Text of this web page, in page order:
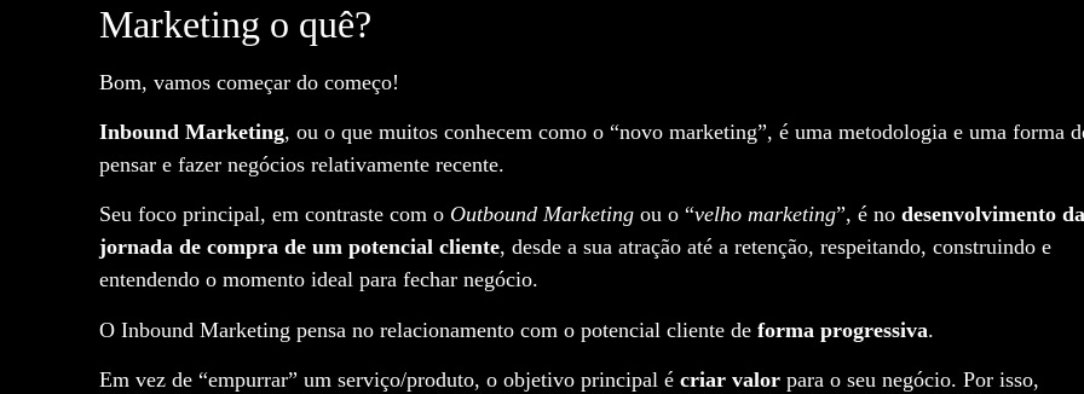
Marketing o quê?
Bom, vamos começar do começo!
Inbound Marketing, ou o que muitos conhecem como o “novo marketing”, é uma metodologia e uma forma
pensar e fazer negócios relativamente recente.
Seu foco principal, em contraste com o Outbound Marketing ou o “velho marketing”, é no desenvolvimento da
jornada de compra de um potencial cliente, desde a sua atração até a retenção, respeitando, construindo e
entendendo o momento ideal para fechar negócio.
O Inbound Marketing pensa no relacionamento com o potencial cliente de forma progressiva.
Em vez de “empurrar” um serviço/produto, o objetivo principal é criar valor para o seu negócio. Por isso,